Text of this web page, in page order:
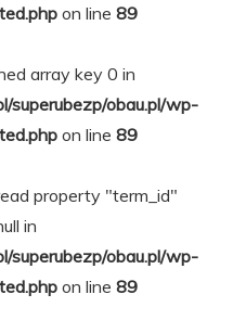
on line 89
array key 0 in
superubezp/obau.pl/wp-
on line 89
property "term_id"
in
superubezp/obau.pl/wp-
on line 89